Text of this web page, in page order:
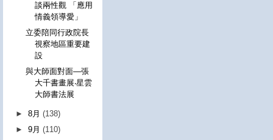
談兩性觀 「應用
情義領導愛」
立委陪同行政院長
視察地區重要建
設
與大師面對面—張
大千書畫展‧星雲
大師書法展
►8月(138)
►9月(110)